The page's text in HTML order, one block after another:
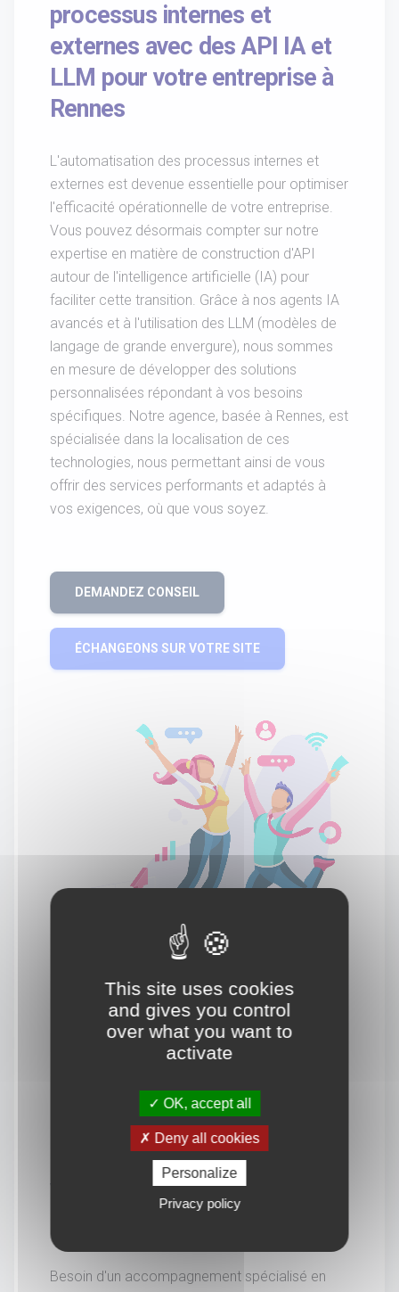
processus internes et
externes avec des API IA et
LLM pour votre entreprise à
Rennes
L'automatisation des processus internes et
externes est devenue essentielle pour optimiser
l'efficacité opérationnelle de votre entreprise.
Vous pouvez désormais compter sur notre
expertise en matière de construction d'API
autour de l'intelligence artificielle (IA) pour
faciliter cette transition. Grâce à nos agents IA
avancés et à l'utilisation des LLM (modèles de
langage de grande envergure), nous sommes
en mesure de développer des solutions
personnalisées répondant à vos besoins
spécifiques. Notre agence, basée à Rennes, est
spécialisée dans la localisation de ces
technologies, nous permettant ainsi de vous
offrir des services performants et adaptés à
vos exigences, où que vous soyez.
DEMANDEZ CONSEIL
ÉCHANGEONS SUR VOTRE SITE
Vous souhaitez en savoir
davantage.
Besoin d'un accompagnement spécialisé en
This site uses cookies
and gives you control
over what you want to
activate
OK, accept all
Deny all cookies
Personalize
Privacy policy